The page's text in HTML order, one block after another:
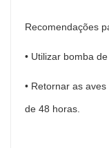
Recomendações
• Utilizar bomba
• Retornar as
de 48 horas.